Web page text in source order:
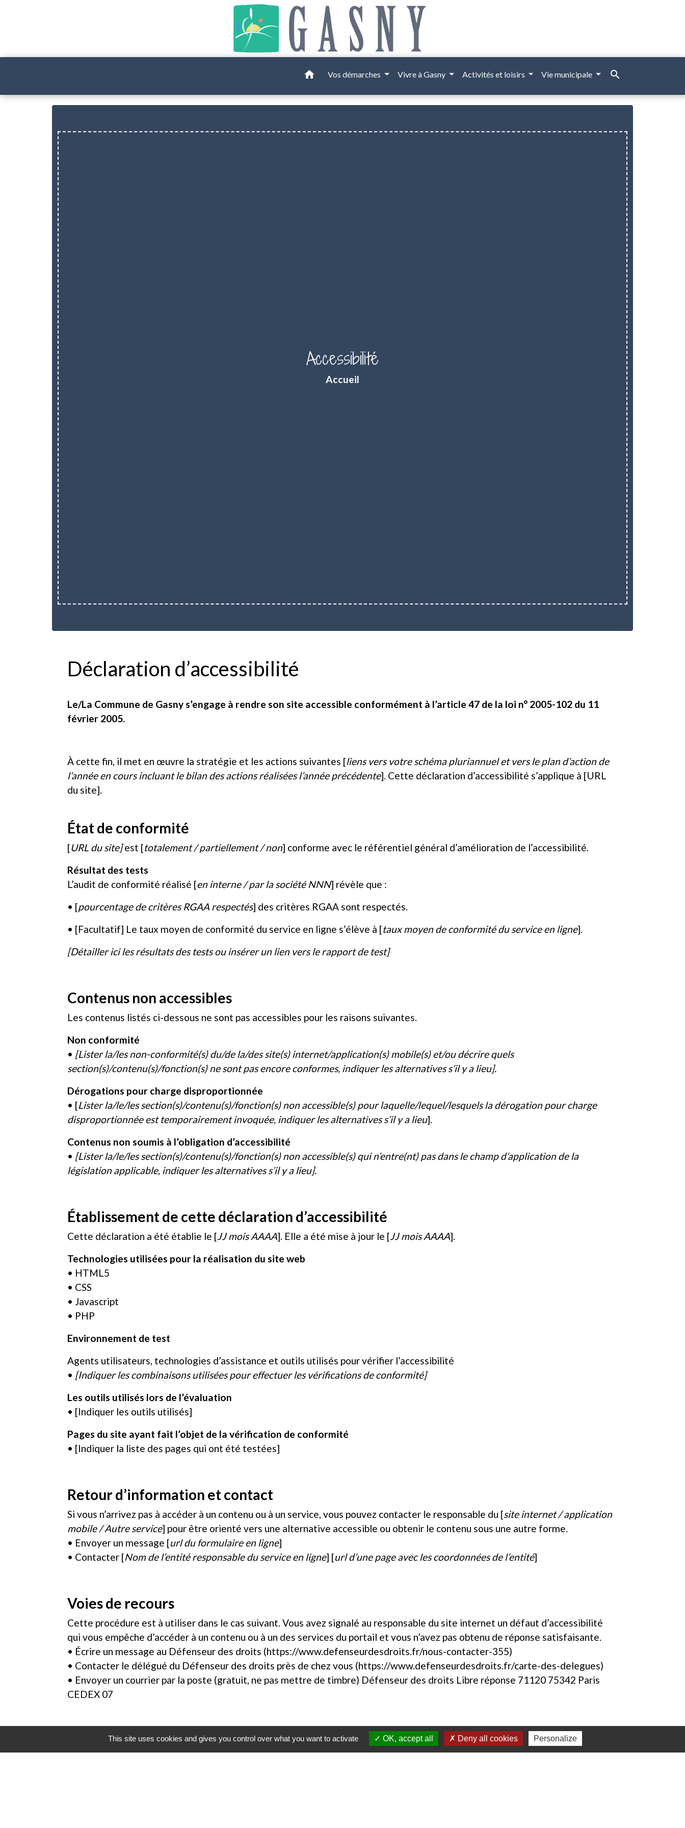
home Vos démarches Vivre à Gasny Activités et loisirs Vie municipale search
Accessibilité
Accueil
Déclaration d’accessibilité
Le/La Commune de Gasny s’engage à rendre son site accessible conformément à l’article 47 de la loi n° 2005-102 du 11
février 2005.
À cette fin, il met en œuvre la stratégie et les actions suivantes [liens vers votre schéma pluriannuel et vers le plan d’action de
l’année en cours incluant le bilan des actions réalisées l’année précédente]. Cette déclaration d’accessibilité s’applique à [URL
du site].
État de conformité
[URL du site]est [totalement / partiellement / non] conforme avec le référentiel général d’amélioration de l’accessibilité.
Résultat des tests
L’audit de conformité réalisé [en interne / par la société NNN] révèle que :
• [pourcentage de critères RGAA respectés] des critères RGAA sont respectés.
• [Facultatif] Le taux moyen de conformité du service en ligne s’élève à [taux moyen de conformité du service en ligne].
[Détailler ici les résultats des tests ou insérer un lien vers le rapport de test]
Contenus non accessibles
Les contenus listés ci-dessous ne sont pas accessibles pour les raisons suivantes.
Non conformité
• [Lister la/les non-conformité(s) du/de la/des site(s) internet/application(s) mobile(s) et/ou décrire quels
section(s)/contenu(s)/fonction(s) ne sont pas encore conformes, indiquer les alternatives s’il y a lieu].
Dérogations pour charge disproportionnée
• [Lister la/le/les section(s)/contenu(s)/fonction(s) non accessible(s) pour laquelle/lequel/lesquels la dérogation pour charge
disproportionnée est temporairement invoquée, indiquer les alternatives s’il y a lieu].
Contenus non soumis à l’obligation d’accessibilité
• [Lister la/le/les section(s)/contenu(s)/fonction(s) non accessible(s) qui n’entre(nt) pas dans le champ d’application de la
législation applicable, indiquer les alternatives s’il y a lieu].
Établissement de cette déclaration d’accessibilité
Cette déclaration a été établie le [JJ mois AAAA]. Elle a été mise à jour le [JJ mois AAAA].
Technologies utilisées pour la réalisation du site web
• HTML5
• CSS
• Javascript
• PHP
Environnement de test
Agents utilisateurs, technologies d’assistance et outils utilisés pour vérifier l’accessibilité
• [Indiquer les combinaisons utilisées pour effectuer les vérifications de conformité]
Les outils utilisés lors de l’évaluation
• [Indiquer les outils utilisés]
Pages du site ayant fait l’objet de la vérification de conformité
• [Indiquer la liste des pages qui ont été testées]
Retour d’information et contact
Si vous n’arrivez pas à accéder à un contenu ou à un service, vous pouvez contacter le responsable du [site internet / application
mobile / Autre service] pour être orienté vers une alternative accessible ou obtenir le contenu sous une autre forme.
• Envoyer un message [url du formulaire en ligne]
• Contacter [Nom de l’entité responsable du service en ligne] [url d’une page avec les coordonnées de l’entité]
Voies de recours
Cette procédure est à utiliser dans le cas suivant. Vous avez signalé au responsable du site internet un défaut d’accessibilité
qui vous empêche d’accéder à un contenu ou à un des services du portail et vous n’avez pas obtenu de réponse satisfaisante.
• Écrire un message au Défenseur des droits (https://www.defenseurdesdroits.fr/nous-contacter-355)
• Contacter le délégué du Défenseur des droits près de chez vous (https://www.defenseurdesdroits.fr/carte-des-delegues)
• Envoyer un courrier par la poste (gratuit, ne pas mettre de timbre) Défenseur des droits Libre réponse 71120 75342 Paris
CEDEX 07
Contacts
This site uses cookies and gives you control over what you want to activate OK, accept all Deny all cookies Personalize